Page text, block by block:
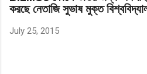
করছে নেতাজি সুভাষ মুক্ত
July 25, 2015